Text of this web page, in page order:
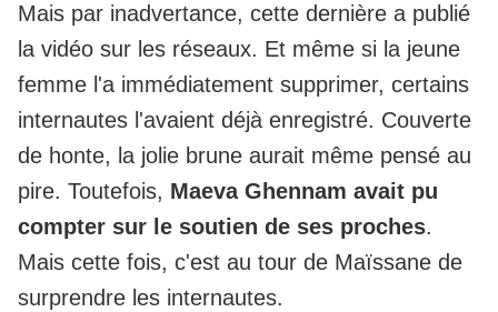
Mais par inadvertance, cette dernière a publié
la vidéo sur les réseaux. Et même si la jeune
femme l'a immédiatement supprimer, certains
internautes l'avaient déjà enregistré. Couverte
de honte, la jolie brune aurait même pensé au
pire. Toutefois, Maeva Ghennam avait pu
compter sur le soutien de ses proches.
Mais cette fois, c'est au tour de Maïssane de
surprendre les internautes.